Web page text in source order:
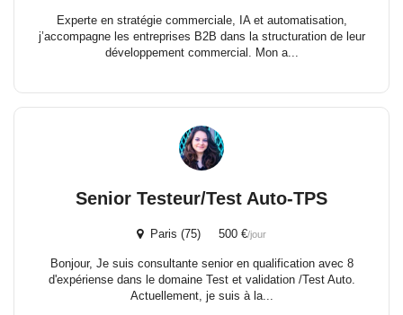
Experte en stratégie commerciale, IA et automatisation,
j’accompagne les entreprises B2B dans la structuration de leur
développement commercial. Mon a...
Senior Testeur/Test Auto-TPS
Paris (75) 500 €/jour
Bonjour, Je suis consultante senior en qualification avec 8
d'expériense dans le domaine Test et validation /Test Auto.
Actuellement, je suis à la...